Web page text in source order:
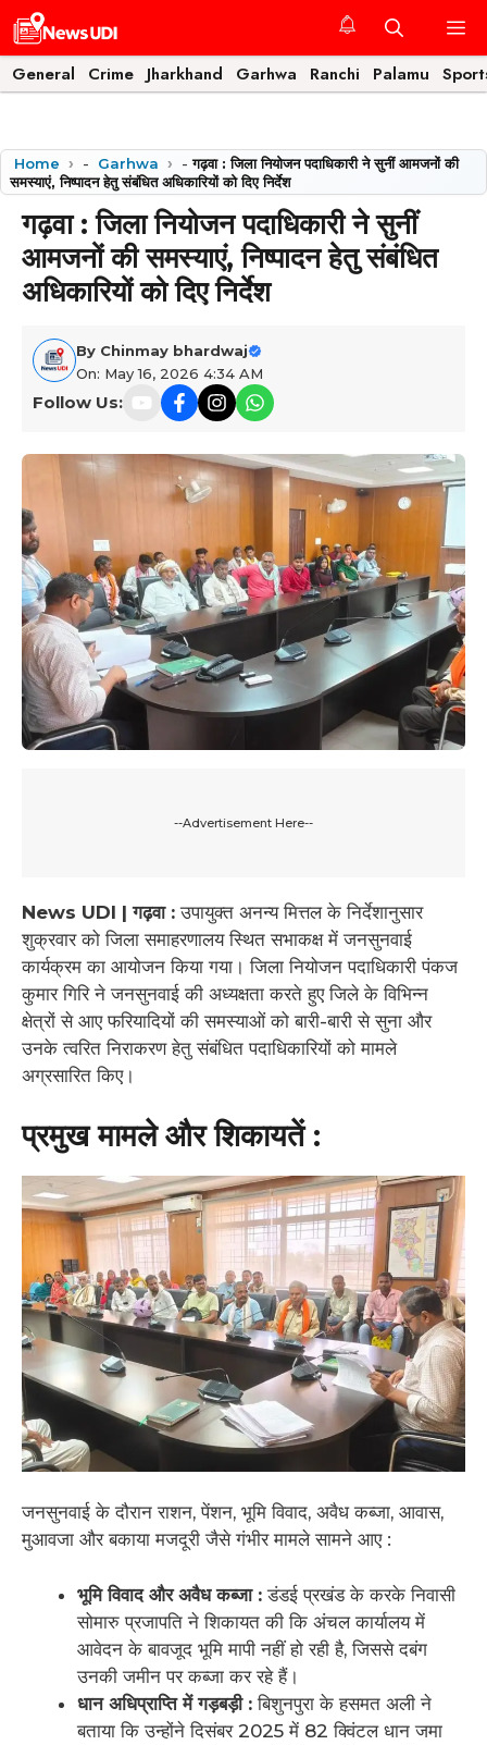
Skip
to
content
General Crime Jharkhand Garhwa Ranchi Palamu
Home - Garhwa -गढ़वा : जिला नियोजन पदाधिकारी ने सुनीं आमजनों की
समस्याएं, निष्पादन हेतु संबंधित अधिकारियों को दिए निर्देश
गढ़वा : जिला नियोजन पदाधिकारी ने सुनीं
आमजनों की समस्याएं, निष्पादन हेतु संबंधित
अधिकारियों को दिए निर्देश
By Chinmay bhardwaj
On: May 16, 2026 4:34 AM
Follow Us:
--Advertisement Here--
News UDI | ​गढ़वा : उपायुक्त अनन्य मित्तल के निर्देशानुसार
शुक्रवार को जिला समाहरणालय स्थित सभाकक्ष में जनसुनवाई
कार्यक्रम का आयोजन किया गया। जिला नियोजन पदाधिकारी पंकज
कुमार गिरि ने जनसुनवाई की अध्यक्षता करते हुए जिले के विभिन्न
क्षेत्रों से आए फरियादियों की समस्याओं को बारी-बारी से सुना और
उनके त्वरित निराकरण हेतु संबंधित पदाधिकारियों को मामले
अग्रसारित किए।
​प्रमुख मामले और शिकायतें :
जनसुनवाई के दौरान राशन, पेंशन, भूमि विवाद, अवैध कब्जा, आवास,
मुआवजा और बकाया मजदूरी जैसे गंभीर मामले सामने आए :
भूमि विवाद और अवैध कब्जा : डंडई प्रखंड के करके निवासी
सोमारु प्रजापति ने शिकायत की कि अंचल कार्यालय में
आवेदन के बावजूद भूमि मापी नहीं हो रही है, जिससे दबंग
उनकी जमीन पर कब्जा कर रहे हैं।
धान अधिप्राप्ति में गड़बड़ी : बिशुनपुरा के हसमत अली ने
बताया कि उन्होंने दिसंबर 2025 में 82 क्विंटल धान जमा